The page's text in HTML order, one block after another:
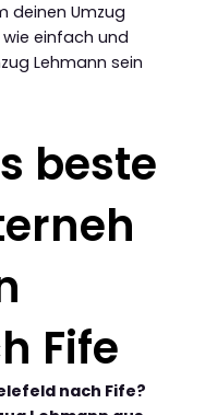
deinen Umzug
einfach und
Lehmann sein
beste
Fife
nach Fife?